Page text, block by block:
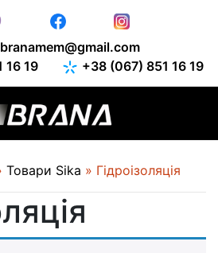
16 19
+38 (067) 851 16 19
branamem@gmail.com
Товари Sika » Гідроізоляція